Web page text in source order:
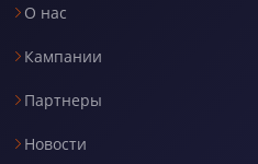
О нас
Кампании
Партнеры
Новости